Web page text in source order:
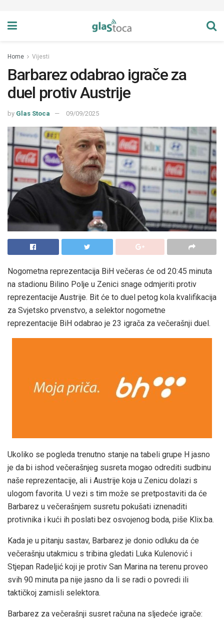
Home Vijesti
Barbarez odabrao igrače za
duel protiv Austrije
by Glas Stoca 09/09/2025
Nogometna reprezentacija BiH večeras će od 20:45 minuta
na stadionu Bilino Polje u Zenici snage odmjeriti protiv
reprezentacije Austrije. Bit će to duel petog kola kvalifikacija
za Svjetsko prvenstvo, a selektor nogometne
reprezentacije BiH odabrao je 23 igrača za večerašnji duel.
Ukoliko se pogleda trenutno stanje na tabeli grupe H jasno
je da bi ishod večerašnjeg susreta mogao odrediti sudbinu
naše reprezentacije, ali i Austrije koja u Zenicu dolazi s
ulogom favorita. U vezi s tim može se pretpostaviti da će
Barbarez u večerašnjem susretu pokušati iznenaditi
protivnika i kući ih poslati bez osvojenog boda, piše Klix.ba.
Kada je u pitanju sastav, Barbarez je donio odluku da će
večerašnju utakmicu s tribina gledati Luka Kulenović i
Stjepan Radeljić koji je protiv San Marina na terenu proveo
svih 90 minuta pa nije jasno da li se radi o povredi ili
taktičkoj zamisli selektora.
Barbarez za večerašnji susret računa na sljedeće igrače: